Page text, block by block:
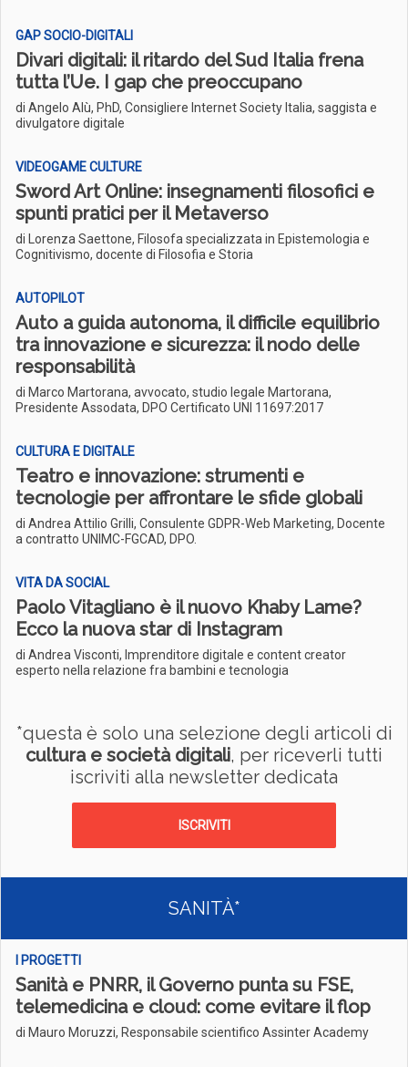
GAP SOCIO-DIGITALI
Divari digitali: il ritardo del Sud Italia frena
tutta l’Ue. I gap che preoccupano
di Angelo Alù, PhD, Consigliere Internet Society Italia, saggista e
divulgatore digitale
VIDEOGAME CULTURE
Sword Art Online: insegnamenti filosofici e
spunti pratici per il Metaverso
di Lorenza Saettone, Filosofa specializzata in Epistemologia e
Cognitivismo, docente di Filosofia e Storia
AUTOPILOT
Auto a guida autonoma, il difficile equilibrio
tra innovazione e sicurezza: il nodo delle
responsabilità
di Marco Martorana, avvocato, studio legale Martorana,
Presidente Assodata, DPO Certificato UNI 11697:2017
CULTURA E DIGITALE
Teatro e innovazione: strumenti e
tecnologie per affrontare le sfide globali
di Andrea Attilio Grilli, Consulente GDPR-Web Marketing, Docente
a contratto UNIMC-FGCAD, DPO.
VITA DA SOCIAL
Paolo Vitagliano è il nuovo Khaby Lame?
Ecco la nuova star di Instagram
di Andrea Visconti, Imprenditore digitale e content creator
esperto nella relazione fra bambini e tecnologia
*questa è solo una selezione degli articoli di
cultura e società digitali, per riceverli tutti
iscriviti alla newsletter dedicata
ISCRIVITI
SANITÀ*
I PROGETTI
Sanità e PNRR, il Governo punta su FSE,
telemedicina e cloud: come evitare il flop
di Mauro Moruzzi, Responsabile scientifico Assinter Academy